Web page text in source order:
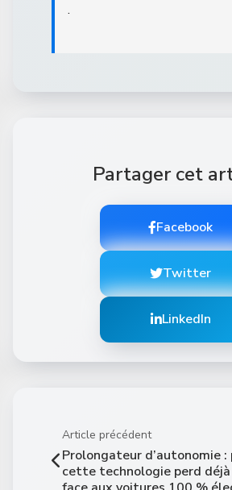
.
Partager cet
Facebook
Twitter
LinkedIn
Article précédent
⁠Prolongateur d’autonomie :
cette technologie perd